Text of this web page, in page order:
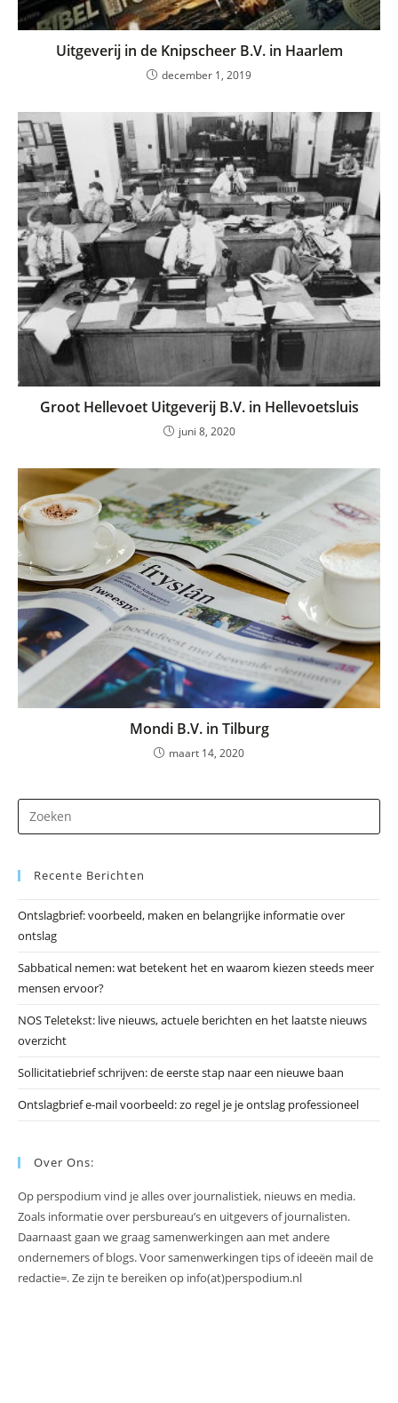
Uitgeverij in de Knipscheer B.V. in Haarlem
december 1, 2019
Groot Hellevoet Uitgeverij B.V. in Hellevoetsluis
juni 8, 2020
Mondi B.V. in Tilburg
maart 14, 2020
op
Recente Berichten
Ontslagbrief: voorbeeld, maken en belangrijke informatie over
ontslag
Sabbatical nemen: wat betekent het en waarom kiezen steeds meer
mensen ervoor?
NOS Teletekst: live nieuws, actuele berichten en het laatste nieuws
overzicht
Sollicitatiebrief schrijven: de eerste stap naar een nieuwe baan
Ontslagbrief e-mail voorbeeld: zo regel je je ontslag professioneel
Over Ons:
Op perspodium vind je alles over journalistiek, nieuws en media.
Zoals informatie over persbureau’s en uitgevers of journalisten.
Daarnaast gaan we graag samenwerkingen aan met andere
ondernemers of blogs. Voor samenwerkingen tips of ideeën mail de
redactie=. Ze zijn te bereiken op info(at)perspodium.nl